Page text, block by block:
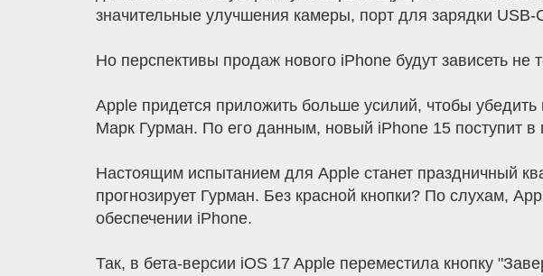
значительные улучшения камеры, порт для зарядки
Но перспективы продаж нового iPhone будут зависеть не
Apple придется приложить больше усилий, чтобы
Марк Гурман. По его данным, новый iPhone 15 поступит
Настоящим испытанием для Apple станет праздничный
прогнозирует Гурман. Без красной кнопки? По слухам,
обеспечении iPhone.
Так, в бета-версии iOS 17 Apple переместила кнопку